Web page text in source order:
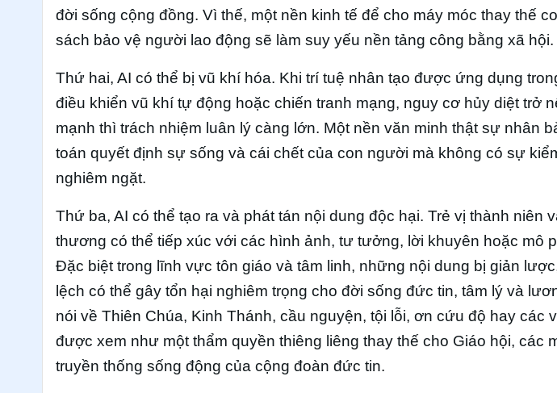
đời sống cộng đồng. Vì thế, một nền kinh tế để cho máy móc thay thế
sách bảo vệ người lao động sẽ làm suy yếu nền tảng công bằng xã hội.
Thứ hai, AI có thể bị vũ khí hóa. Khi trí tuệ nhân tạo được ứng dụng
điều khiển vũ khí tự động hoặc chiến tranh mạng, nguy cơ hủy diệt trở
mạnh thì trách nhiệm luân lý càng lớn. Một nền văn minh thật sự nhân
toán quyết định sự sống và cái chết của con người mà không có sự
nghiêm ngặt.
Thứ ba, AI có thể tạo ra và phát tán nội dung độc hại. Trẻ vị thành niên
thương có thể tiếp xúc với các hình ảnh, tư tưởng, lời khuyên hoặc mô
Đặc biệt trong lĩnh vực tôn giáo và tâm linh, những nội dung bị giản
lệch có thể gây tổn hại nghiêm trọng cho đời sống đức tin, tâm lý và
nói về Thiên Chúa, Kinh Thánh, cầu nguyện, tội lỗi, ơn cứu độ hay các
được xem như một thẩm quyền thiêng liêng thay thế cho Giáo hội, các
truyền thống sống động của cộng đoàn đức tin.